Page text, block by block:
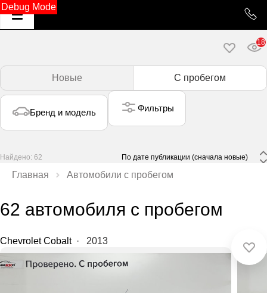
Debug Mode
18
Новые С пробегом
Бренд и модель Фильтры
Найдено: 62
Главная Автомобили с пробегом
62 автомобиля с пробегом
Chevrolet Cobalt· 2013